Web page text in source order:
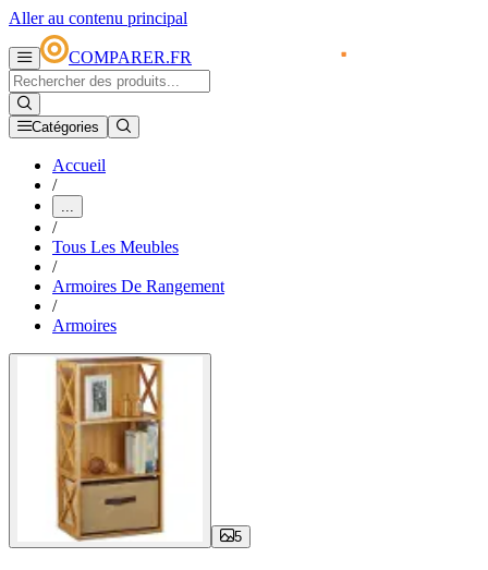
Aller au contenu principal
COMPARER.FR
Catégories
Accueil
/
...
/
Tous Les Meubles
/
Armoires De Rangement
/
Armoires
5